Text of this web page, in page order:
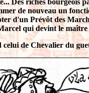
Des riches
de nouveau un
d'un Prévôt des
qui devint le
de Chevalier du